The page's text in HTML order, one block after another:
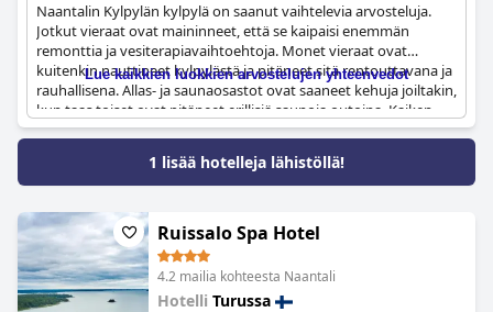
Naantalin Kylpylän kylpylä on saanut vaihtelevia arvosteluja.
Jotkut vieraat ovat maininneet, että se kaipaisi enemmän
remonttia ja vesiterapiavaihtoehtoja. Monet vieraat ovat
kuitenkin nauttineet kylpylästä ja pitäneet sitä rentouttavana ja
rauhallisena. Allas- ja saunaosastot ovat saaneet kehuja joiltakin,
kun taas toiset ovat pitäneet erillisiä saunoja outoina. Kaiken
kaikkiaan kylpylää on kuvattu mukavaksi ja kelvolliseksi, ja siellä
allasaikoja ja lapsiystävällisiä palveluita. Jotkut vieraat ovat
kuitenkin pitäneet kylpyläaluetta liian pienenä hotellille, joka
markkinoi itseään kylpylähotellina. Joistakin kritiikeistä
huolimatta monet vieraat ovat nauttineet
kylpyläkokemuksestaan ja pitäneet sitä loistavana lisänä
rentouttavaan lomaansa Naantalin Kylpylässä.
Lue kaikkien luokkien arvostelujen yhteenvedot
1 lisää hotelleja lähistöllä!
Ruissalo Spa Hotel
4.2 mailia kohteesta Naantali
Hotelli Turussa